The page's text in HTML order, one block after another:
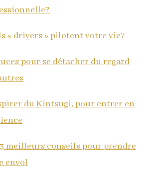
« drivers » pilotent votre vie?
pour se détacher du regard
du Kintsugi, pour entrer en
meilleurs conseils pour prendre
envol